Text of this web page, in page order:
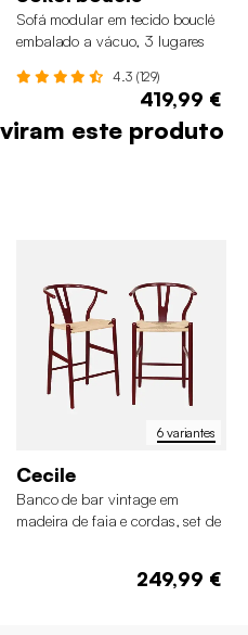
Sofá modular em tecido bouclé
embalado a vácuo, 3 lugares
4.3 (129)
419,99 €
este produto
6 variantes
Cecile
Banco de bar vintage em
madeira de faia e cordas, set de
249,99 €